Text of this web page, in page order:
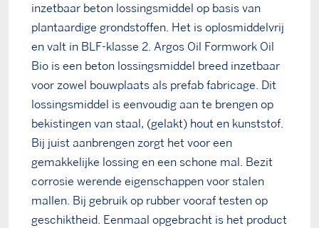
inzetbaar beton lossingsmiddel op basis van
plantaardige grondstoffen. Het is oplosmiddelvrij
en valt in BLF-klasse 2. Argos Oil Formwork Oil
Bio is een beton lossingsmiddel breed inzetbaar
voor zowel bouwplaats als prefab fabricage. Dit
lossingsmiddel is eenvoudig aan te brengen op
bekistingen van staal, (gelakt) hout en kunststof.
Bij juist aanbrengen zorgt het voor een
gemakkelijke lossing en een schone mal. Bezit
corrosie werende eigenschappen voor stalen
mallen. Bij gebruik op rubber vooraf testen op
geschiktheid. Eenmaal opgebracht is het product